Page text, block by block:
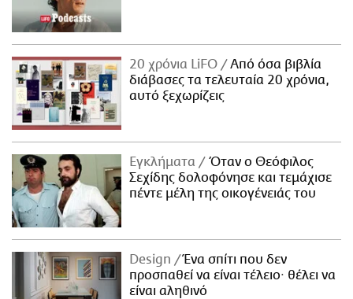
20 χρόνια LiFO
Από όσα βιβλία
διάβασες τα τελευταία 20 χρόνια,
αυτό ξεχωρίζεις
Εγκλήματα
Όταν ο Θεόφιλος
Σεχίδης δολοφόνησε και τεμάχισε
πέντε μέλη της οικογένειάς του
Design
Ένα σπίτι που δεν
προσπαθεί να είναι τέλειο· θέλει να
είναι αληθινό